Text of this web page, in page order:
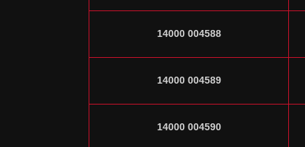
14000 004588
14000 004589
14000 004590